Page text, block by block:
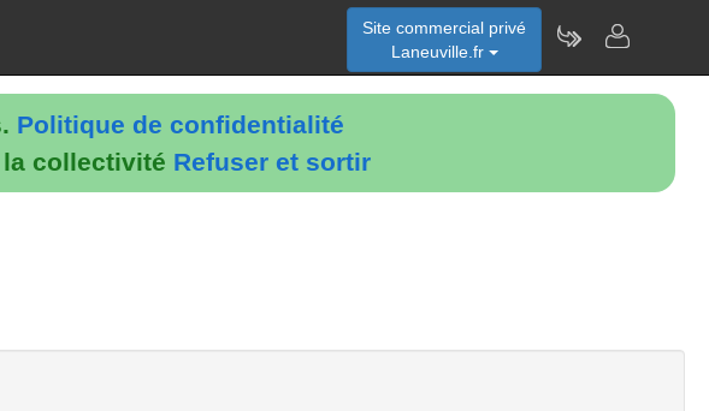
Politique de confidentialité
collectivité Refuser et sortir
Site commercial privé
Laneuville.fr